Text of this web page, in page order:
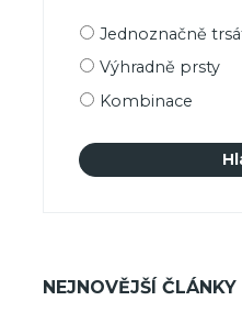
Možnosti
Jednoznačně
Výhradně prsty
Kombinace
NEJNOVĚJŠÍ ČLÁNKY